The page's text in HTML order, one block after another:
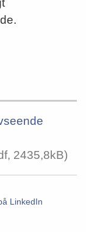
2435,8kB)
LinkedIn